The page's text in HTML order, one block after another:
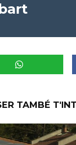
TAMBÉ